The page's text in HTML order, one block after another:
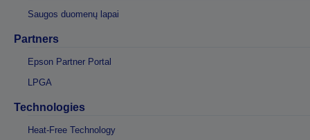
Saugos duomenų lapai
Partners
Epson Partner Portal
LPGA
Technologies
Heat-Free Technology